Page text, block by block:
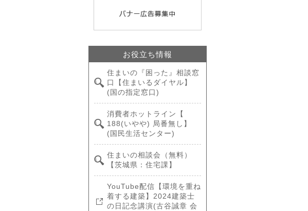
お役立ち情報
住まいの『困った』相談窓
口【住まいるダイヤル】
(国の指定窓口)
消費者ホットライン【
188(いやや) 局番無し】
(国民生活センター)
住まいの相談会（無料）
【茨城県：住宅課】
YouTube配信【環境を重ね
着する建築】2024建築士
の日記念講演(古谷誠章 会